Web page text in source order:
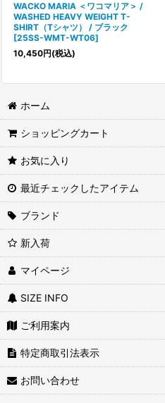
WACKO MARIA ＜ワコマリア＞ /
WASHED HEAVY WEIGHT T-
SHIRT（Tシャツ） / ブラック
[25SS-WMT-WT06]
10,450円(税込)
ホーム
ショッピングカート
お気に入り
最近チェックしたアイテム
ブランド
新入荷
マイページ
SIZE INFO
ご利用案内
特定商取引法表示
お問い合わせ